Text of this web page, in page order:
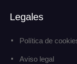
Legales
Política de
Aviso legal